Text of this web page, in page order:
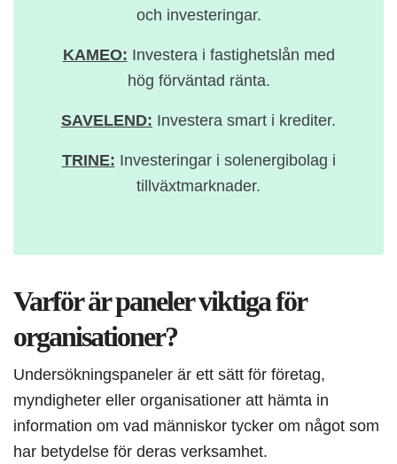
och investeringar.
KAMEO: Investera i fastighetslån med
hög förväntad ränta.
SAVELEND: Investera smart i krediter.
TRINE: Investeringar i solenergibolag i
tillväxtmarknader.
Varför är paneler viktiga för
organisationer?
Undersökningspaneler är ett sätt för företag,
myndigheter eller organisationer att hämta in
information om vad människor tycker om något som
har betydelse för deras verksamhet.